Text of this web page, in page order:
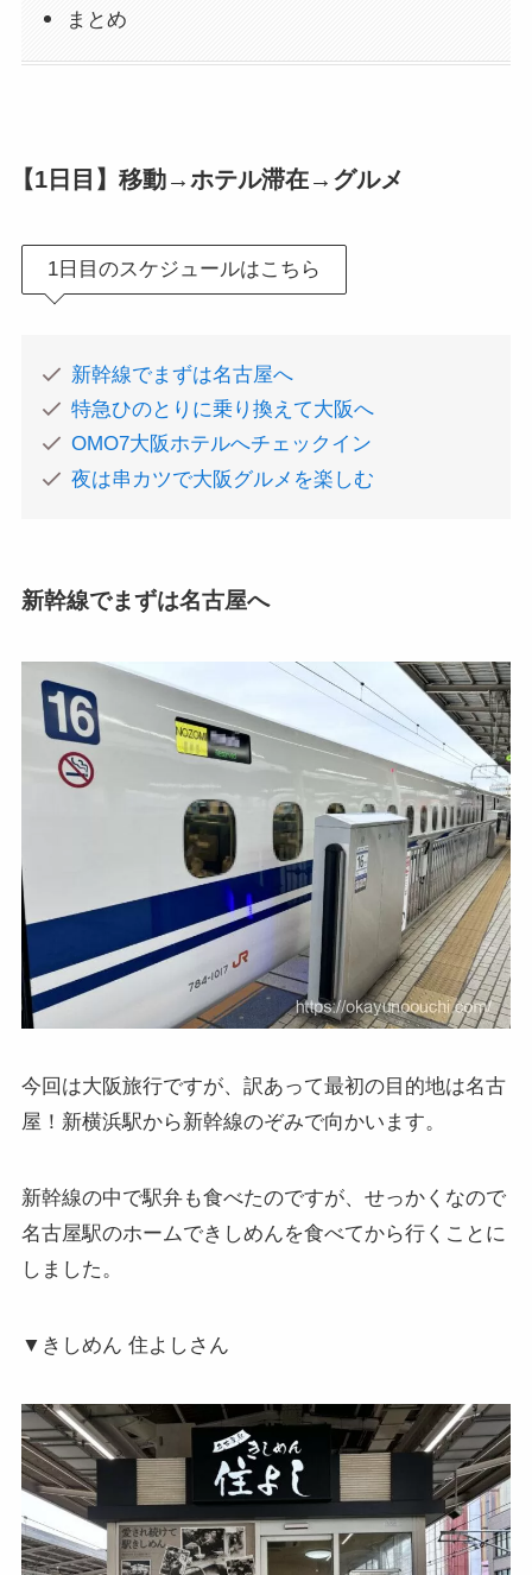
まとめ
【1日目】移動→ホテル滞在→グルメ
1日目のスケジュールはこちら
新幹線でまずは名古屋へ
特急ひのとりに乗り換えて大阪へ
OMO7大阪ホテルへチェックイン
夜は串カツで大阪グルメを楽しむ
新幹線でまずは名古屋へ
今回は大阪旅行ですが、訳あって最初の目的地は名古
屋！新横浜駅から新幹線のぞみで向かいます。
新幹線の中で駅弁も食べたのですが、せっかくなので
名古屋駅のホームできしめんを食べてから行くことに
しました。
▼きしめん 住よしさん